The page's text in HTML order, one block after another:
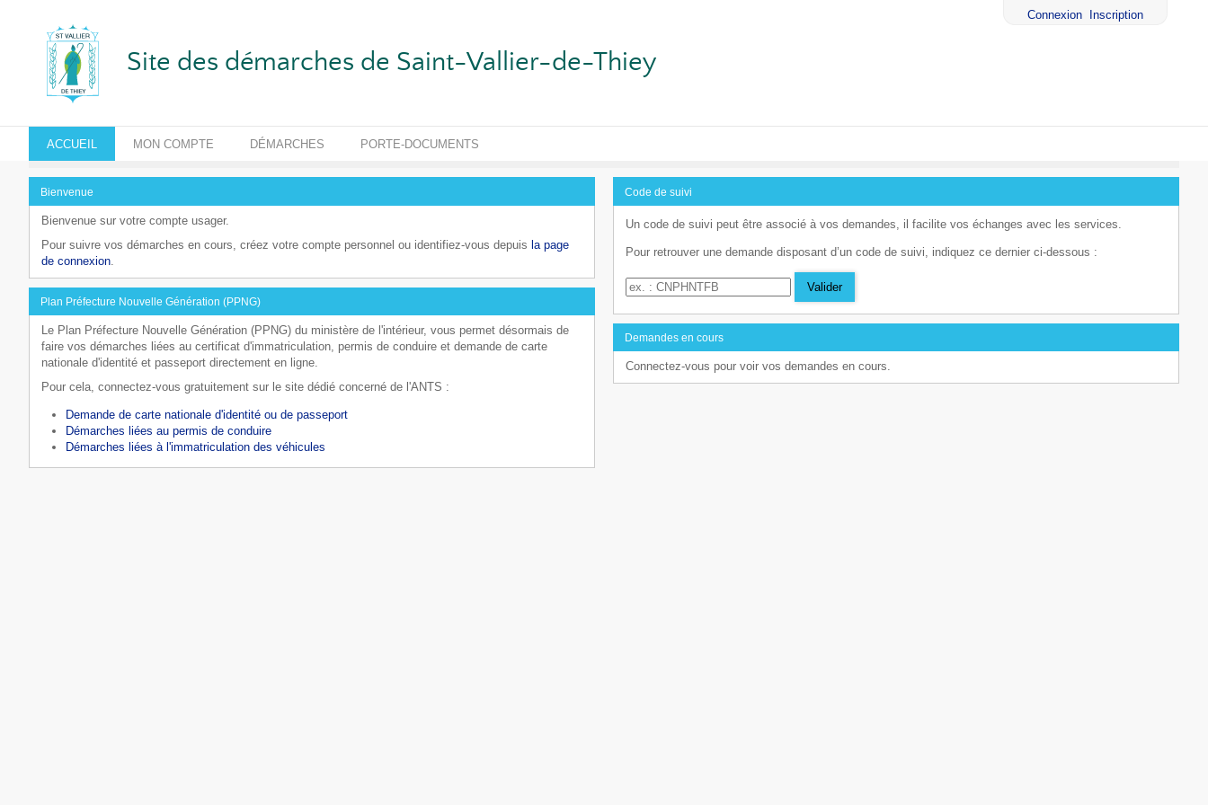
Site des démarches de Saint-Vallier-de-Thiey
Connexion Inscription
ACCUEIL MON COMPTE DÉMARCHES PORTE-DOCUMENTS
Bienvenue
Bienvenue sur votre compte usager.
Pour suivre vos démarches en cours, créez votre compte personnel ou identifiez-vous depuis la page
de connexion.
Plan Préfecture Nouvelle Génération (PPNG)
Le Plan Préfecture Nouvelle Génération (PPNG) du ministère de l'intérieur, vous permet désormais de
faire vos démarches liées au certificat d'immatriculation, permis de conduire et demande de carte
nationale d'identité et passeport directement en ligne.
Pour cela, connectez-vous gratuitement sur le site dédié concerné de l'ANTS :
Demande de carte nationale d'identité ou de passeport
Démarches liées au permis de conduire
Démarches liées à l'immatriculation des véhicules
Code de suivi
Un code de suivi peut être associé à vos demandes, il facilite vos échanges avec les services.
Pour retrouver une demande disposant d’un code de suivi, indiquez ce dernier ci-dessous :
Code de suivi
Valider
Demandes en cours
Connectez-vous pour voir vos demandes en cours.